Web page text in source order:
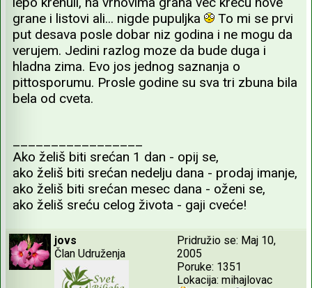
grane i listovi ali... nigde pupuljka
To mi se prvi
put desava posle dobar niz godina i ne mogu da
verujem. Jedini razlog moze da bude duga i
hladna zima. Evo jos jednog saznanja o
pittosporumu. Prosle godine su sva tri zbuna bila
bela od cveta.
_________________
Ako želiš biti srećan 1 dan - opij se,
ako želiš biti srećan nedelju dana - prodaj imanje,
ako želiš biti srećan mesec dana - oženi se,
ako želiš sreću celog života - gaji cveće!
jovs
Član Udruženja
Pridružio se: Maj 10,
2005
Poruke: 1351
Lokacija: mihajlovac